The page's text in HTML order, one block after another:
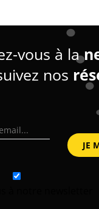
vous à la
nos